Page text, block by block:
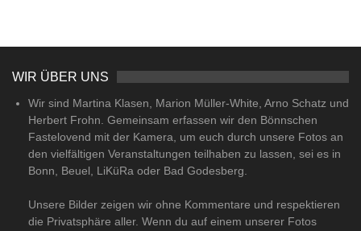
WIR ÜBER UNS
Wir sind Martina Klasen, Marion Müller-White, Arno Schatz und
Herbert Frohn. Gemeinsam erfassen wir den Bönnschen
Fastelovend mit der Kamera, um euch durch unsere Fotos an
den vielfältigen Veranstaltungen teilhaben zu lassen, sei es in
Bonn, Beuel, LiKüRa oder Bad Godesberg.
Unsere Bilder zeigen wir ohne Kommentare und respektieren
die Privatsphäre aller. Wenn du auf einem unserer Fotos